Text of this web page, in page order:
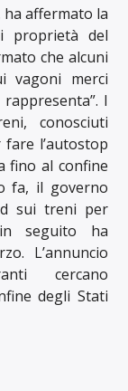
affermato la
proprietà del
che alcuni
vagoni merci
I
conosciuti
fare l’autostop
fino al confine
fa, il governo
sui treni per
seguito ha
L’annuncio
cercano
degli Stati